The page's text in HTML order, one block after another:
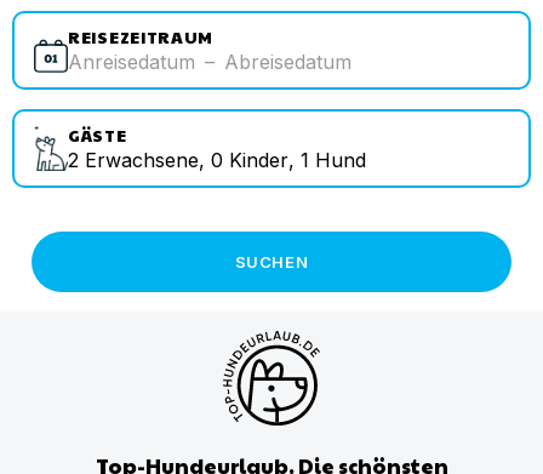
REISEZEITRAUM
Anreisedatum – Abreisedatum
GÄSTE
2 Erwachsene, 0 Kinder, 1 Hund
SUCHEN
Top-Hundeurlaub. Die schönsten